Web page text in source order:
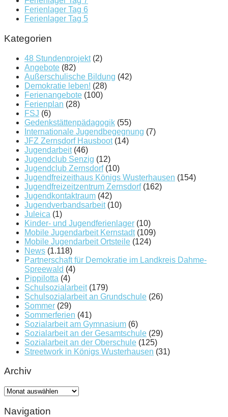
Ferienlager Tag 6
Ferienlager Tag 5
Kategorien
48 Stundenprojekt(2)
Angebote (82)
Außerschulische Bildung (42)
Demokratie leben! (28)
Ferienangebote (100)
Ferienplan (28)
FSJ (6)
Gedenkstättenpädagogik (55)
Internationale Jugendbegegnung (7)
JFZ Zernsdorf Hausboot(14)
Jugendarbeit(46)
Jugendclub Senzig (12)
Jugendclub Zernsdorf(10)
Jugendfreizeithaus Königs Wusterhausen (154)
Jugendfreizeitzentrum Zernsdorf(162)
Jugendkontaktraum (42)
Jugendverbandsarbeit(10)
Juleica (1)
Kinder- und Jugendferienlager (10)
Mobile Jugendarbeit Kernstadt(109)
Mobile Jugendarbeit Ortsteile (124)
News (1.118)
Partnerschaft für Demokratie im Landkreis Dahme-
Spreewald (4)
Pippilotta (4)
Schulsozialarbeit(179)
Schulsozialarbeit an Grundschule (26)
Sommer (29)
Sommerferien (41)
Sozialarbeit am Gymnasium (6)
Sozialarbeit an der Gesamtschule (29)
Sozialarbeit an der Oberschule (125)
Streetwork in Königs Wusterhausen (31)
Archiv
Archiv
Navigation